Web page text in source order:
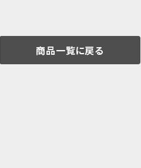
商品一覧に戻る